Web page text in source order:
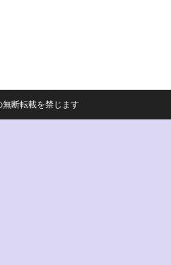
断転載を禁じます